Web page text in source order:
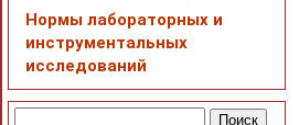
Нормы лабораторных и
инструментальных
исследований